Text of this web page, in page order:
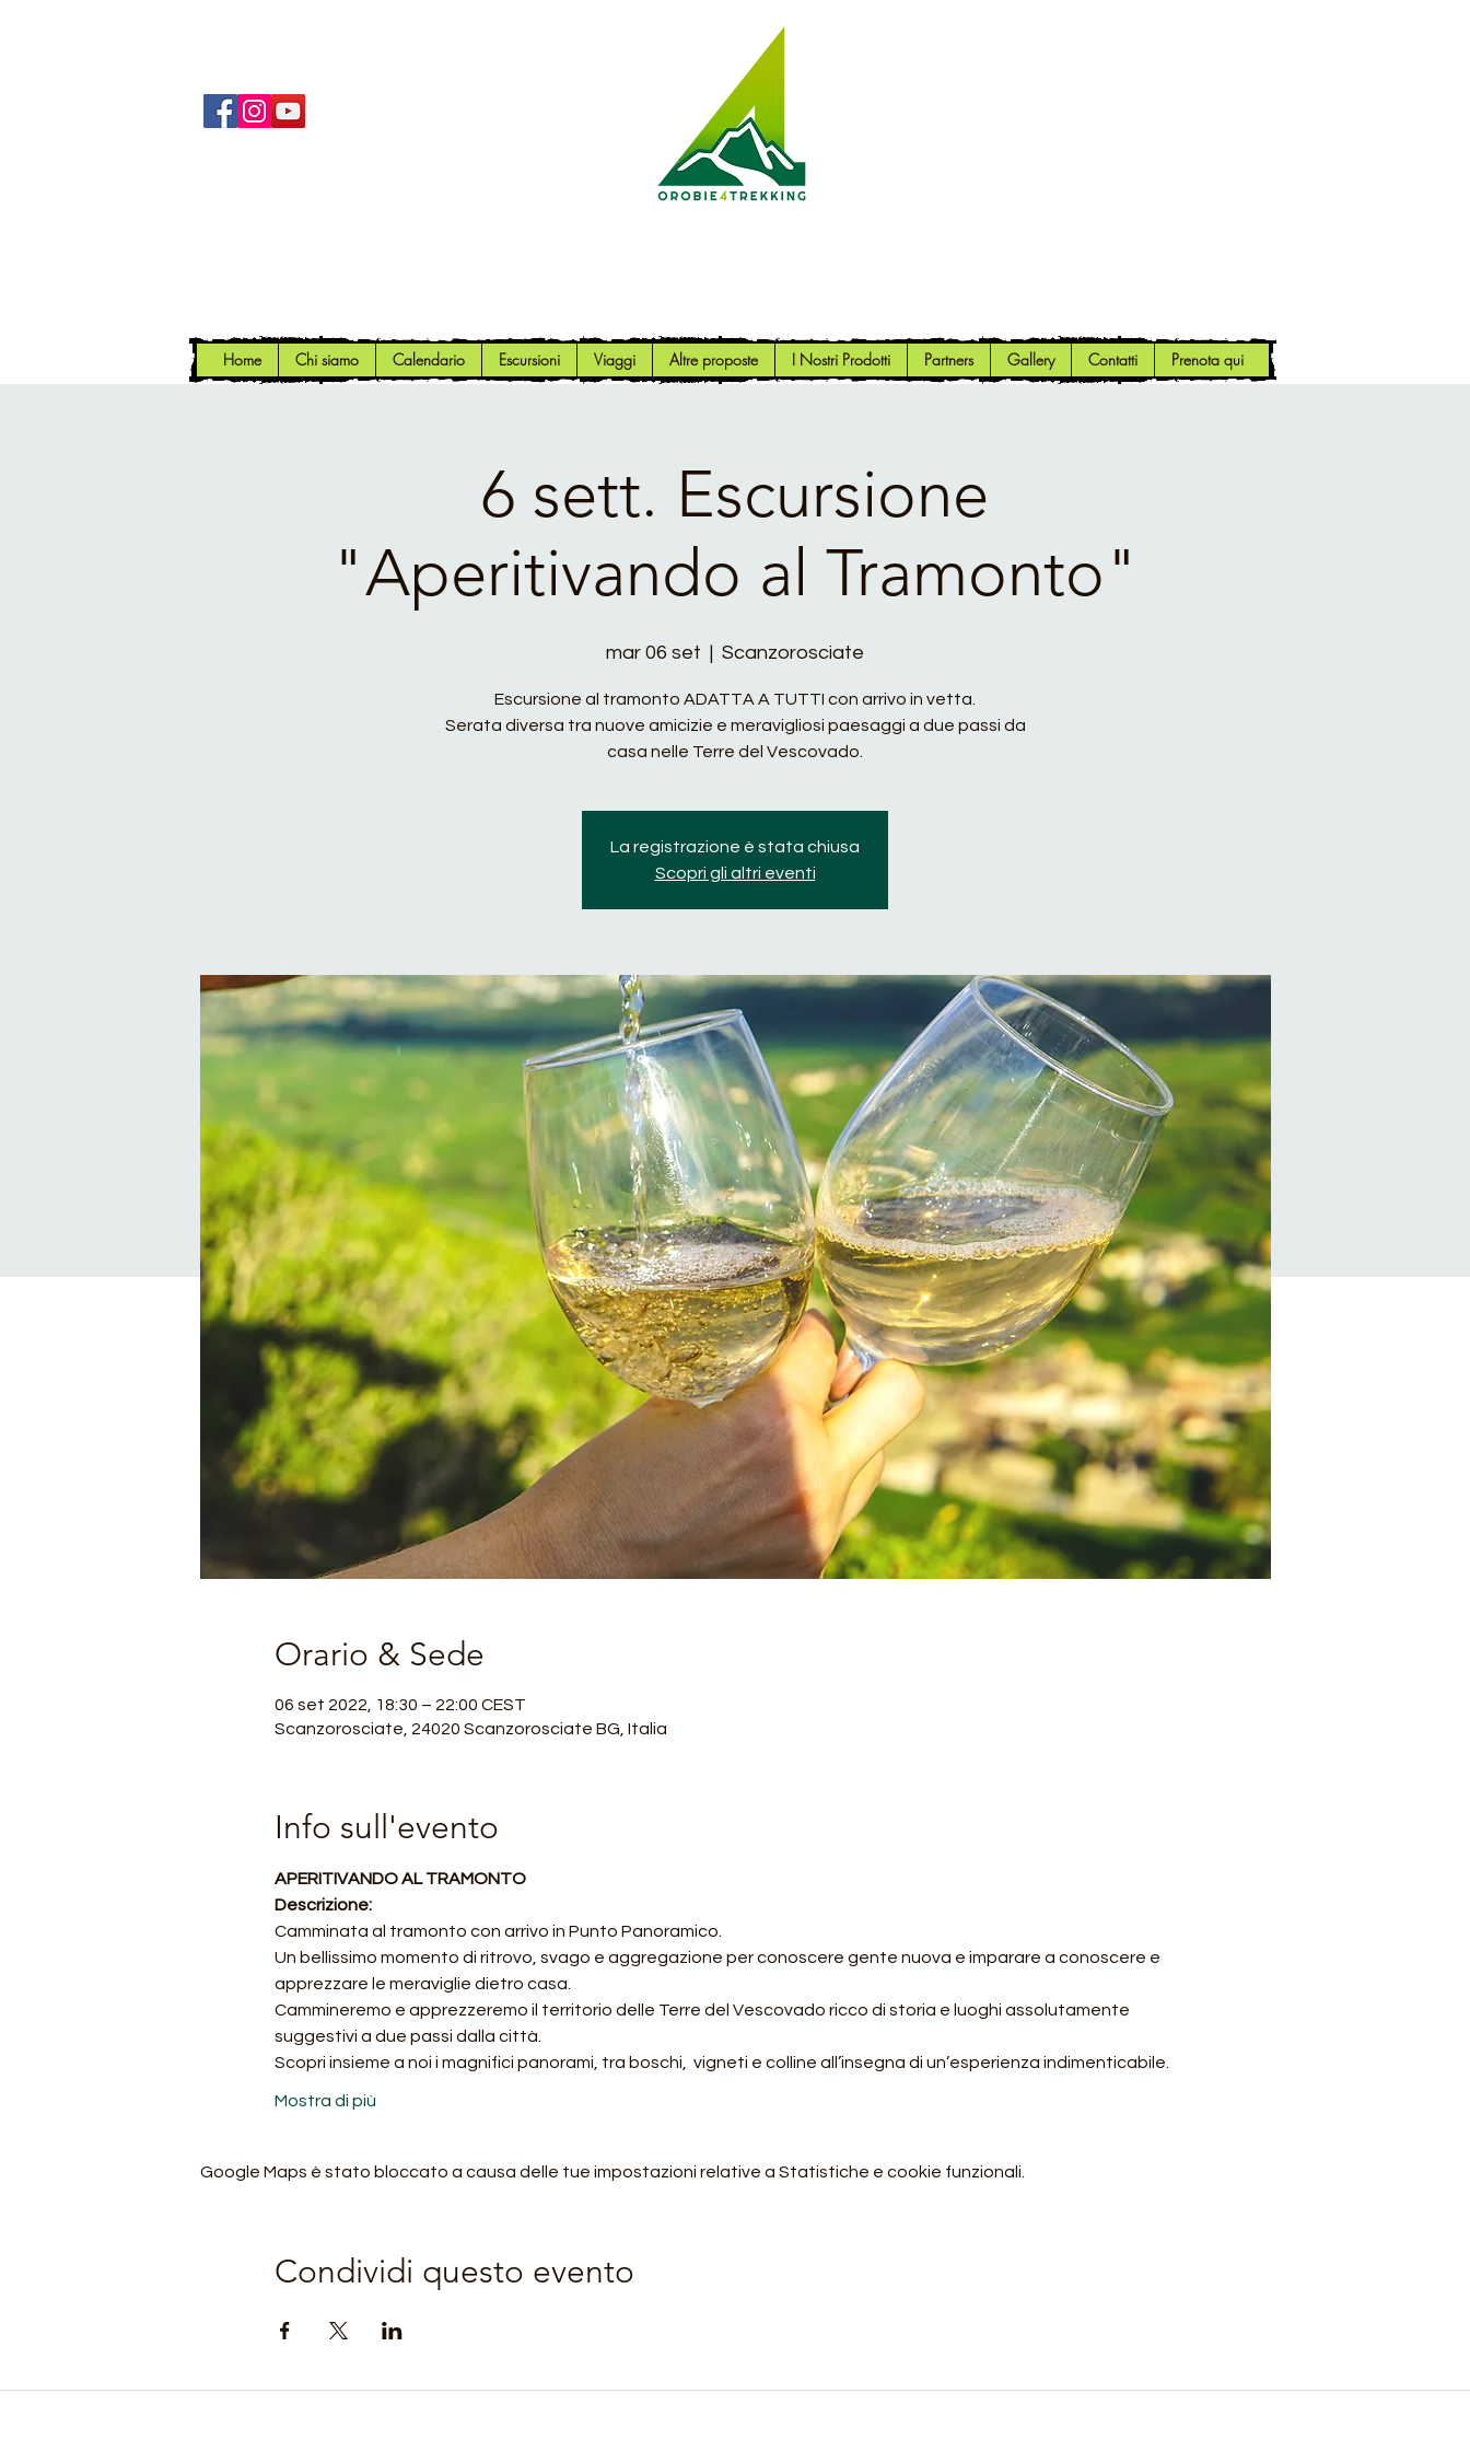
Home Chi siamo Calendario Escursioni Viaggi Altre proposte I Nostri Prodotti Partners Gallery Contatti Prenota qui
6 sett. Escursione
"Aperitivando al Tramonto"
mar 06 set
  |
Scanzorosciate
Escursione al tramonto ADATTA A TUTTI con arrivo in vetta.
Serata diversa tra nuove amicizie e meravigliosi paesaggi a due passi da
La registrazione è stata chiusa
Scopri gli altri eventi
Orario & Sede
06 set 2022, 18:30 – 22:00 CEST
Scanzorosciate, 24020 Scanzorosciate BG, Italia
Info sull'evento
APERITIVANDO AL TRAMONTO
Descrizione:
Camminata al tramonto con arrivo in Punto Panoramico.
Un bellissimo momento di ritrovo, svago e aggregazione per conoscere gente nuova e imparare a conoscere e
apprezzare le meraviglie dietro casa.
Cammineremo e apprezzeremo il territorio delle Terre del Vescovado ricco di storia e luoghi assolutamente
suggestivi a due passi dalla città.
Scopri insieme a noi i magnifici panorami, tra boschi,  vigneti e colline all’insegna di un’esperienza indimenticabile.
Mostra di più
Google Maps è stato bloccato a causa delle tue impostazioni relative a Statistiche e cookie funzionali.
Condividi questo evento